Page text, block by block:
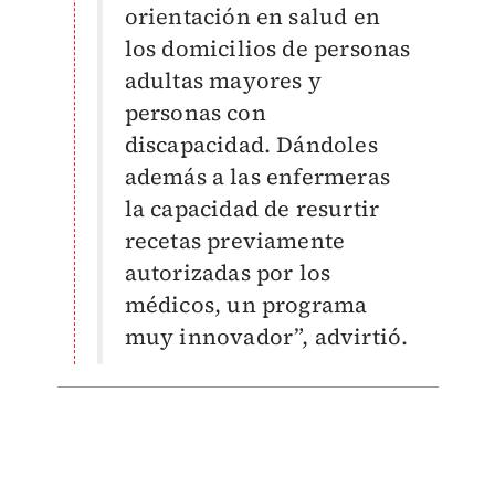
orientación en salud en
los domicilios de personas
adultas mayores y
personas con
discapacidad. Dándoles
además a las enfermeras
la capacidad de resurtir
recetas previamente
autorizadas por los
médicos, un programa
muy innovador”, advirtió.